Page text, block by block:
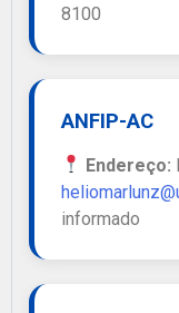
8100
ANFIP-AC
Endereço:
informado